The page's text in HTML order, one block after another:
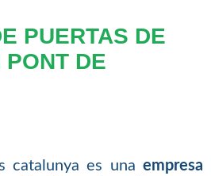
PUERTAS DE
DE
catalunya es unaempresa